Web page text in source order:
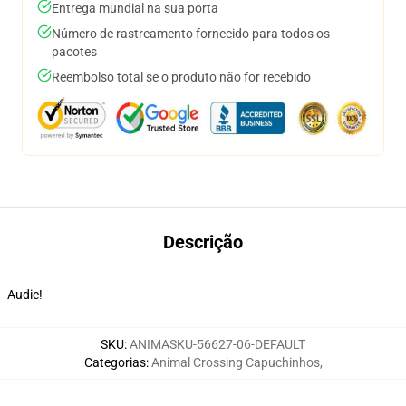
Entrega mundial na sua porta
Número de rastreamento fornecido para todos os
pacotes
Reembolso total se o produto não for recebido
Descrição
Audie!
SKU:ANIMASKU-56627-06-DEFAULT
Categorias:Animal Crossing Capuchinhos,